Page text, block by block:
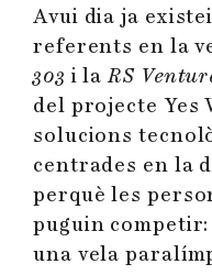
Avui dia ja
referents en la
303 i laRS
del projecte Yes
solucions
centrades en la
perquè les
puguin
una vela